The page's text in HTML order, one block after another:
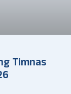
Timnas